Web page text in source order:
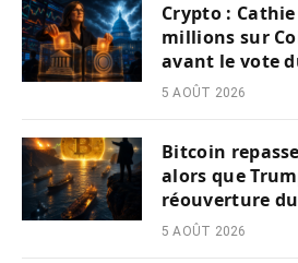
Crypto :
millions sur
avant le vote
5 AOÛT 2026
Bitcoin
alors que
réouverture
5 AOÛT 2026